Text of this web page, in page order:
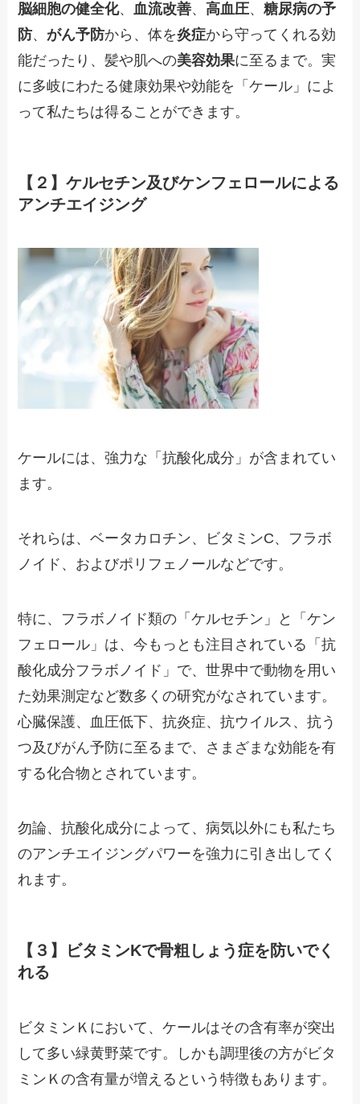
脳細胞の健全化、血流改善、高血圧、糖尿病の予
防、 がん予防から、体を炎症から守ってくれる効
能だったり、髪や肌への美容効果に至るまで。実
に多岐にわたる健康効果や効能を「ケール」によ
って私たちは得ることができます。
【２】ケルセチン及びケンフェロールによる
アンチエイジング
ケールには、強力な「抗酸化成分」が含まれてい
ます。
それらは、ベータカロチン、ビタミンC、フラボ
ノイド、およびポリフェノールなどです。
特に、フラボノイド類の「ケルセチン」と「ケン
フェロール」は、今もっとも注目されている「抗
酸化成分フラボノイド」で、世界中で動物を用い
た効果測定など数多くの研究がなされています。
心臓保護、血圧低下、抗炎症、抗ウイルス、抗う
つ及びがん予防に至るまで、さまざまな効能を有
する化合物とされています。
勿論、抗酸化成分によって、病気以外にも私たち
のアンチエイジングパワーを強力に引き出してく
れます。
【３】ビタミンKで骨粗しょう症を防いでく
れる
ビタミンＫにおいて、ケールはその含有率が突出
して多い緑黄野菜です。しかも調理後の方がビタ
ミンＫの含有量が増えるという特徴もあります。